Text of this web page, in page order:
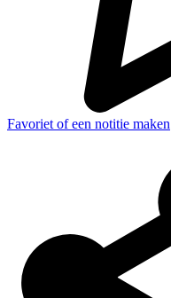
Favoriet of een notitie maken